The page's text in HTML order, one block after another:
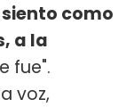
como
a la
fue".
voz,